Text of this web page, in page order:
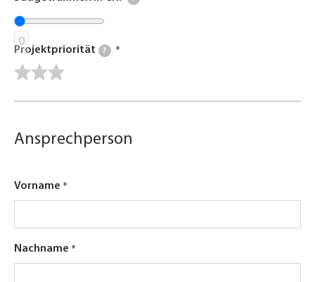
0
Projektpriorität ?
Ansprechperson
Vorname
Nachname